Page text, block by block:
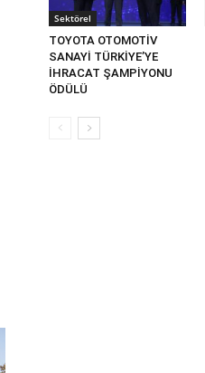
Sektörel
TOYOTA OTOMOTİV
SANAYİ TÜRKİYE’YE
İHRACAT ŞAMPİYONU
ÖDÜLÜ